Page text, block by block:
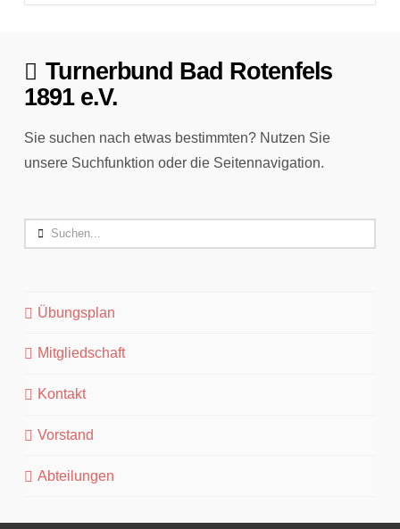
Turnerbund Bad Rotenfels
1891 e.V.
Sie suchen nach etwas bestimmten? Nutzen Sie
unsere Suchfunktion oder die Seitennavigation.
Search
Übungsplan
Mitgliedschaft
Kontakt
Vorstand
Abteilungen